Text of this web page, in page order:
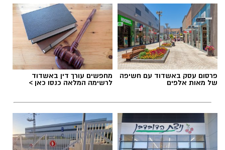
פרסום עסק באשדוד עם חשיפה
של מאות אלפים
מחפשים עורך דין באשדוד
לרשימה המלאה כנסו כאן >